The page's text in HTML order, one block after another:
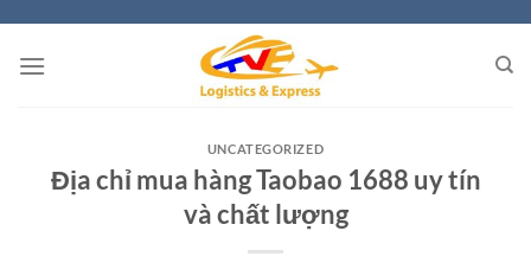
content
UNCATEGORIZED
Địa chỉ mua hàng Taobao 1688 uy tín
và chất lượng